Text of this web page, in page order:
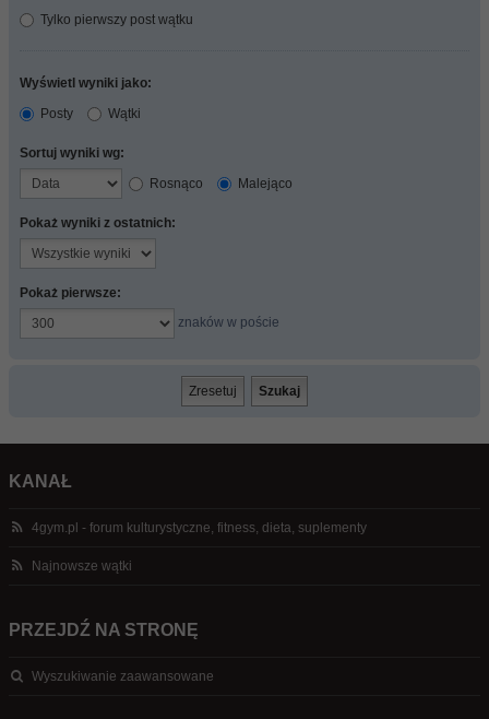
Tylko pierwszy post wątku
Wyświetl wyniki jako:
Posty
Wątki
Sortuj wyniki wg:
Rosnąco
Malejąco
Pokaż wyniki z ostatnich:
Pokaż pierwsze:
znaków w poście
KANAŁ
4gym.pl - forum kulturystyczne, fitness, dieta, suplementy
Najnowsze wątki
PRZEJDŹ NA STRONĘ
Wyszukiwanie zaawansowane